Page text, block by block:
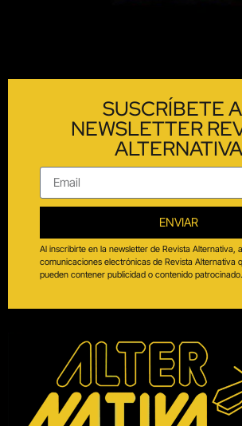
SUSCRÍBETE
NEWSLETTER
ALTERNATIVA
ENVIAR
Al inscribirte en la newsletter de Revista Alternativa,
comunicaciones electrónicas de Revista Alternativa
pueden contener publicidad o contenido patrocinado.